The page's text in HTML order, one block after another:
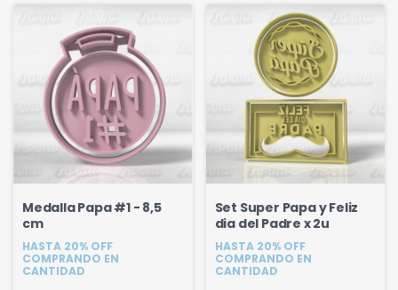
Medalla Papa #1 - 8,5
cm
HASTA 20% OFF
COMPRANDO EN
CANTIDAD
Set Super Papa y Feliz
dia del Padre x 2u
HASTA 20% OFF
COMPRANDO EN
CANTIDAD